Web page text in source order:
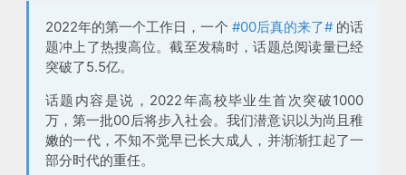
2022年的第一个工作日，一个 #00后真的来了# 的话
题冲上了热搜高位。截至发稿时，话题总阅读量已经
突破了5.5亿。
话题内容是说， 2022年高校毕业生首次突破1000
万，第一批00后将步入社会。我们潜意识以为尚且稚
嫩的一代，不知不觉早已长大成人，并渐渐扛起了一
部分时代的重任。